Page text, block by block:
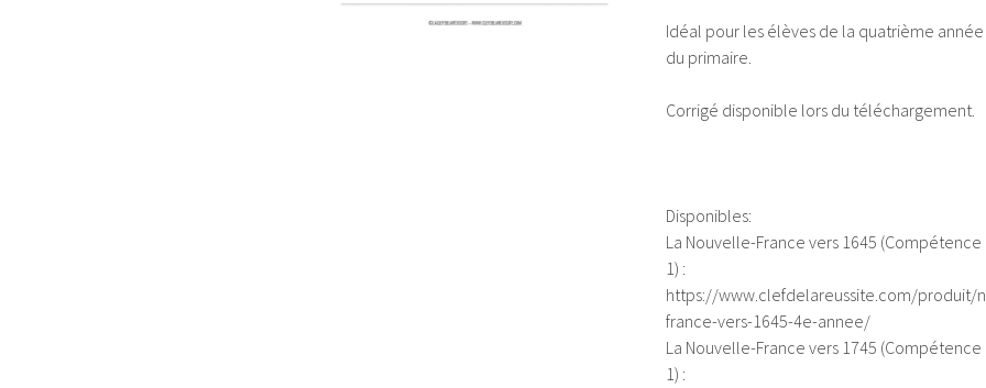
Idéal pour les élèves de la quatrième année
du primaire.
Corrigé disponible lors du téléchargement.
Disponibles:
La Nouvelle-France vers 1645 (Compétence
1) :
https://www.clefdelareussite.com/produit/
france-vers-1645-4e-annee/
La Nouvelle-France vers 1745 (Compétence
1) :